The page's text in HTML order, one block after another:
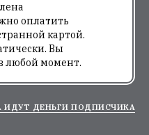
оплатить
картой.
Вы
любой момент.
ИДУТ ДЕНЬГИ ПОДПИСЧИКА